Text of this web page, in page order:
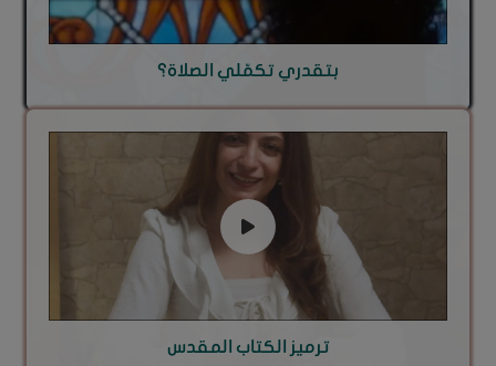
بتقدري تكمّلي الصلاة؟
ترميز الكتاب المقدس